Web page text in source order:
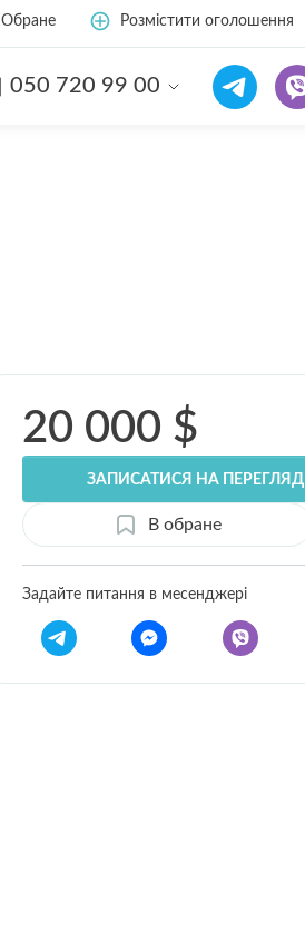
Обране Розмістити оголошення
050 720 99 00
20 000 $
ЗАПИСАТИСЯ НА ПЕРЕГЛЯД
В обране
Задайте питання в месенджері